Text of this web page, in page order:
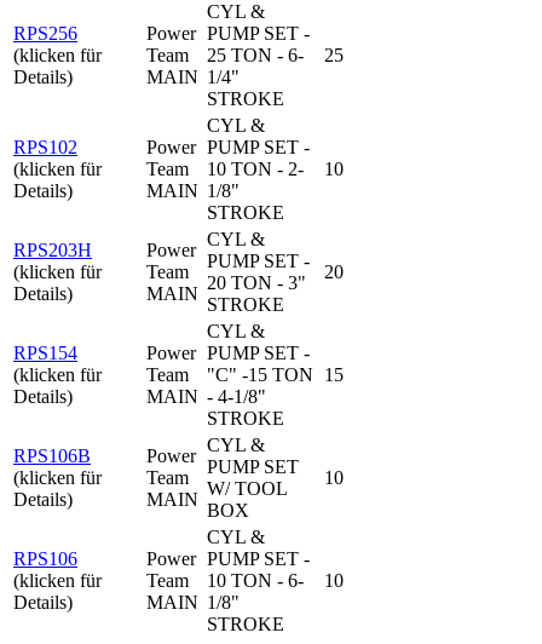
RPS256
(klicken für
Details)
Power
Team
MAIN
CYL &
PUMP SET -
25 TON - 6-
1/4"
STROKE
25
RPS102
(klicken für
Details)
Power
Team
MAIN
CYL &
PUMP SET -
10 TON - 2-
1/8"
STROKE
10
RPS203H
(klicken für
Details)
Power
Team
MAIN
CYL &
PUMP SET -
20 TON - 3"
STROKE
20
RPS154
(klicken für
Details)
Power
Team
MAIN
CYL &
PUMP SET -
"C" -15 TON
- 4-1/8"
STROKE
15
RPS106B
(klicken für
Details)
Power
Team
MAIN
CYL &
PUMP SET
W/ TOOL
BOX
10
RPS106
(klicken für
Details)
Power
Team
MAIN
CYL &
PUMP SET -
10 TON - 6-
1/8"
STROKE
10